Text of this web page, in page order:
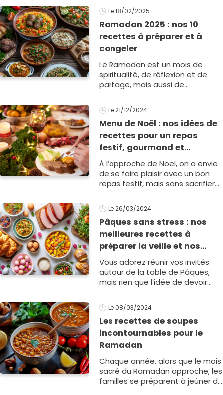
délicieuses allumettes de1
Le 18/02/2025
Ramadan 2025 : nos 10
recettes à préparer et à
congeler
Le Ramadan est un mois de
spiritualité, de réflexion et de
partage, mais aussi de
pour rompre le jeûne quotidien.
Pour faciliter cette1
Le 21/12/2024
Menu de Noël : nos idées de
recettes pour un repas
festif, gourmand et
économique !
À l’approche de Noël, on a envie
de se faire plaisir avec un bon
repas festif, mais sans sacrifier
gras ou de saumon fumé pour
se régale1
Le 26/03/2024
Pâques sans stress : nos
meilleures recettes à
préparer la veille et nos
astuces pour un repas
pascal délicieux et détendu
!
Vous adorez réunir vos invités
autour de la table de Pâques,
mais rien que l’idée de devoir
jour J vous prend la tête. Et si on1
Le 08/03/2024
Les recettes de soupes
incontournables pour le
Ramadan
Chaque année, alors que le mois
sacré du Ramadan approche, les
familles se préparent à jeûner du